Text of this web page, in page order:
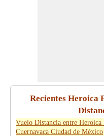
Recientes Heroica
Vuelo Distancia entre Heroica
Cuernavaca Ciudad de México